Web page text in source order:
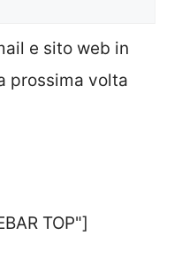
e sito web in
prossima volta
TOP"]